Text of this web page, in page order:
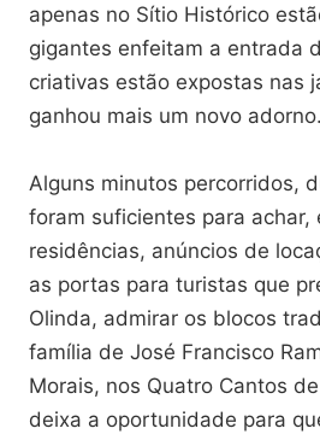
apenas no Sítio Histórico
gigantes enfeitam a entrada
criativas estão expostas nas
ganhou mais um novo
Alguns minutos percorridos,
foram suficientes para
residências, anúncios de
as portas para turistas que
Olinda, admirar os blocos
família de José Francisco
Morais, nos Quatro Cantos
deixa a oportunidade para